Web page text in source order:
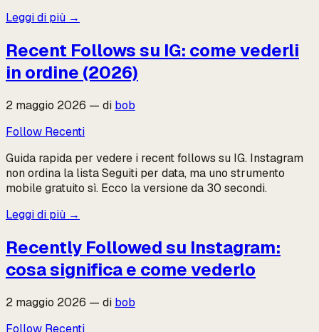
Leggi di più →
Recent Follows su IG: come vederli
in ordine (2026)
2 maggio 2026 — di bob
Follow Recenti
Guida rapida per vedere i recent follows su IG. Instagram
non ordina la lista Seguiti per data, ma uno strumento
mobile gratuito sì. Ecco la versione da 30 secondi.
Leggi di più →
Recently Followed su Instagram:
cosa significa e come vederlo
2 maggio 2026 — di bob
Follow Recenti